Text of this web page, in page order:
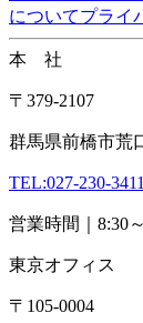
企業情報
情報
各種検査サービス